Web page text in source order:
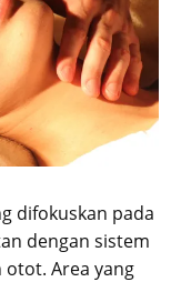
difokuskan pada
dengan sistem
otot. Area yang